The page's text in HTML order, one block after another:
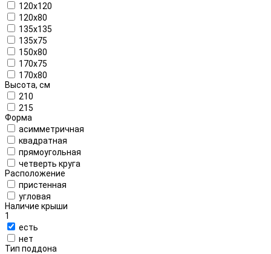
120x120
120x80
135x135
135x75
150x80
170x75
170x80
Высота, см
210
215
Форма
асимметричная
квадратная
прямоугольная
четверть круга
Расположение
пристенная
угловая
Наличие крыши
1
есть
нет
Тип поддона